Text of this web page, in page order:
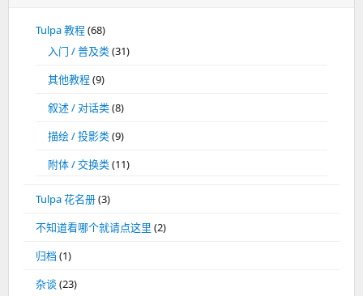
Tulpa 教程(68)
入门 / 普及类(31)
其他教程(9)
叙述 / 对话类(8)
描绘 / 投影类(9)
附体 / 交换类(11)
Tulpa 花名册(3)
不知道看哪个就请点这里 (2)
归档 (1)
杂谈(23)